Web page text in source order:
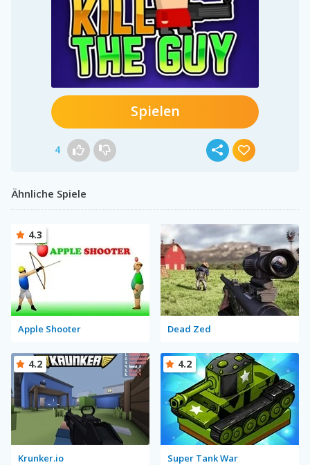
Spielen
4
Ähnliche Spiele
Apple Shooter
4.3
Dead Zed
Krunker.io
4.2
Super Tank War
4.2